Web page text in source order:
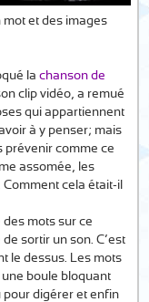
mot et des images
lachanson de
clip vidéo, a remué
qui appartiennent
à y penser; mais
prévenir comme ce
assomée, les
cela était-il
des mots sur ce
sortir un son. C’est
le dessus. Les mots
boule bloquant
pour digérer et enfin